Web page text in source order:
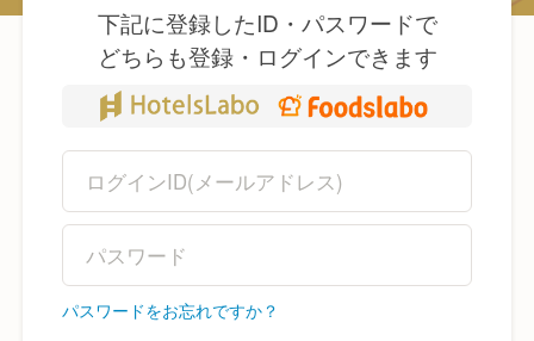
下記に登録したID・パスワードで
どちらも登録・ログインできます
パスワードをお忘れですか？